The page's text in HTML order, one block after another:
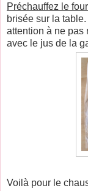
Préchauffez le
brisée sur la table.
attention à ne pas
avec le jus de la
Voilà pour le